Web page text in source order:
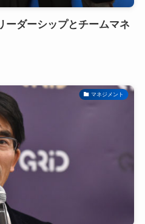
ーダーシップとチームマネ
マネジメント